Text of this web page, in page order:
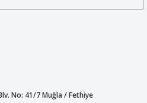
No: 41/7 Muğla / Fethiye